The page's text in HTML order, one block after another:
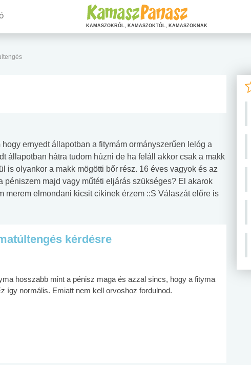
ernyedt állapotban a fitymám ormányszerűen lelóg a
állapotban hátra tudom húzni de ha feláll akkor csak a makk
is olyankor a makk mögötti bőr rész. 16 éves vagyok és az
péniszem majd vagy műtéti eljárás szükséges? El akarok
merem elmondani kicsit cikinek érzem ::S Válaszát előre is
kérdésre
hosszabb mint a pénisz maga és azzal sincs, hogy a fityma
így normális. Emiatt nem kell orvoshoz fordulnod.
KAMASZOKRÓL, KAMASZOKTÓL, KAMASZOKNAK